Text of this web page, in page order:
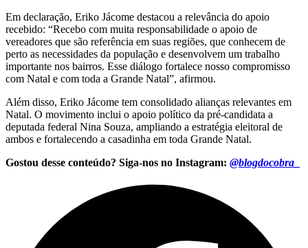
Em declaração, Eriko Jácome destacou a relevância do apoio
recebido: “Recebo com muita responsabilidade o apoio de
vereadores que são referência em suas regiões, que conhecem de
perto as necessidades da população e desenvolvem um trabalho
importante nos bairros. Esse diálogo fortalece nosso compromisso
com Natal e com toda a Grande Natal”, afirmou.
Além disso, Eriko Jácome tem consolidado alianças relevantes em
Natal. O movimento inclui o apoio político da pré-candidata a
deputada federal Nina Souza, ampliando a estratégia eleitoral de
ambos e fortalecendo a casadinha em toda Grande Natal.
Gostou desse conteúdo? Siga-nos no Instagram: @blogdocobra_